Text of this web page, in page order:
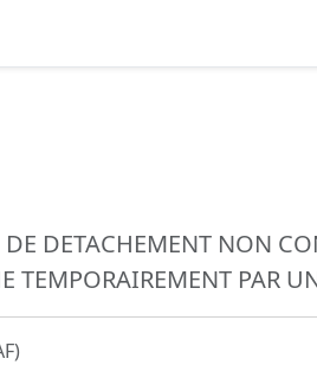
DE DETACHEMENT NON
PAR